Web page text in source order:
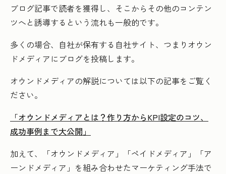
ブログ記事で読者を獲得し、そこからその他のコンテン
ツへと誘導するという流れも一般的です。
多くの場合、自社が保有する自社サイト、つまりオウン
ドメディアにブログを投稿します。
オウンドメディアの解説については以下の記事をご覧く
ださい。
「オウンドメディアとは？作り方からKPI設定のコツ、
成功事例まで大公開」
加えて、「オウンドメディア」「ペイドメディア」「ア
ーンドメディア」を組み合わせたマーケティング手法で